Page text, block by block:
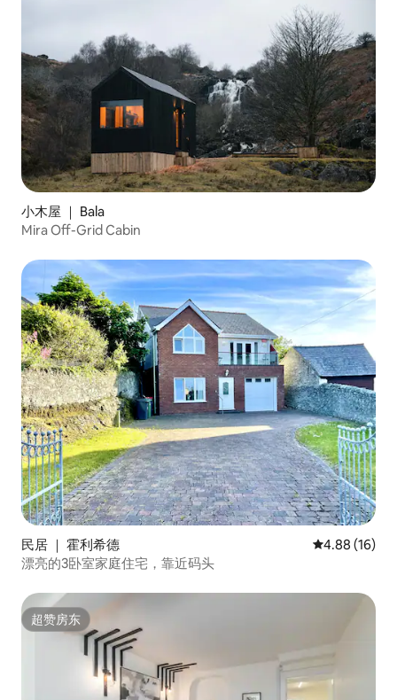
小木屋 ｜ Bala
Mira Off-Grid Cabin
民居 ｜ 霍利希德 平均评分
4.88 (16)
漂亮的3卧室家庭住宅，靠近码头
超赞房东
超赞房东